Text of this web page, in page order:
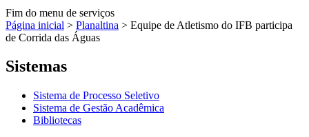
Fim do menu de serviços
Página inicial > Planaltina > Equipe de Atletismo do IFB participa
de Corrida das Águas
Sistemas
Sistema de Processo Seletivo
Sistema de Gestão Acadêmica
Bibliotecas